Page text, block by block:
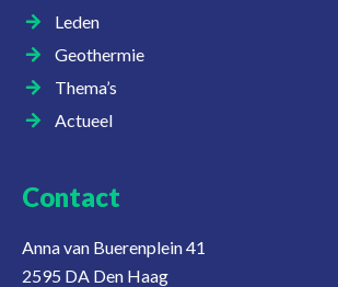
Leden
Geothermie
Thema’s
Actueel
Contact
Anna van Buerenplein 41
2595 DA Den Haag